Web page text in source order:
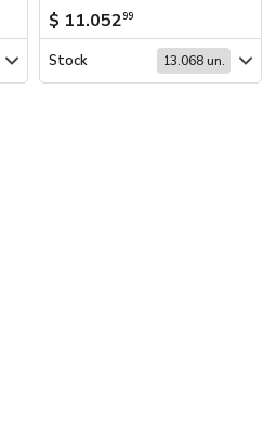
$ 11.05299
Stock 13.068 un.